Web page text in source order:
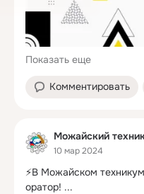
Показать еще
Комментировать
Можайский
10 мар 2024
⚡️В Можайском
оратор! ...